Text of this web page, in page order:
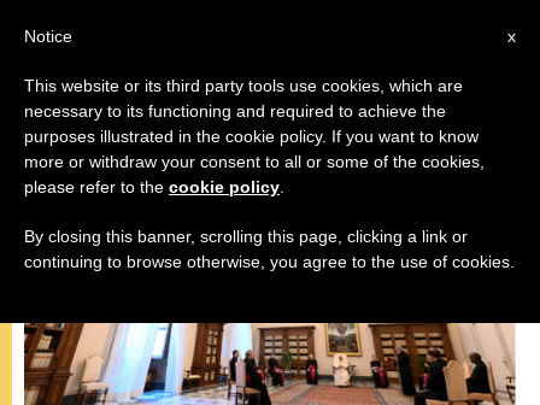
المقابلة العامة,باباوات
x
Notice
This website or its third party tools use cookies, which are
necessary to its functioning and required to achieve the
purposes illustrated in the cookie policy. If you want to know
more or withdraw your consent to all or some of the cookies,
please refer to the cookie policy
By closing this banner, scrolling this page, clicking a link or
continuing to browse otherwise, you agree to the use of cookies.